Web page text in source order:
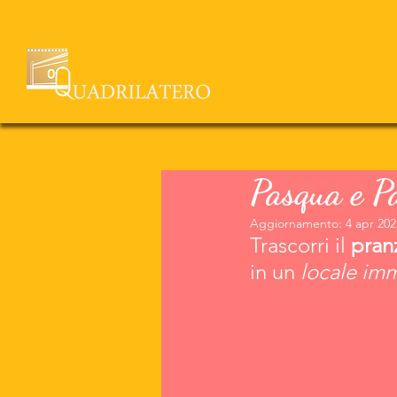
Pasqua e
Aggiornamento: 4 apr
Trascorri il
in un locale